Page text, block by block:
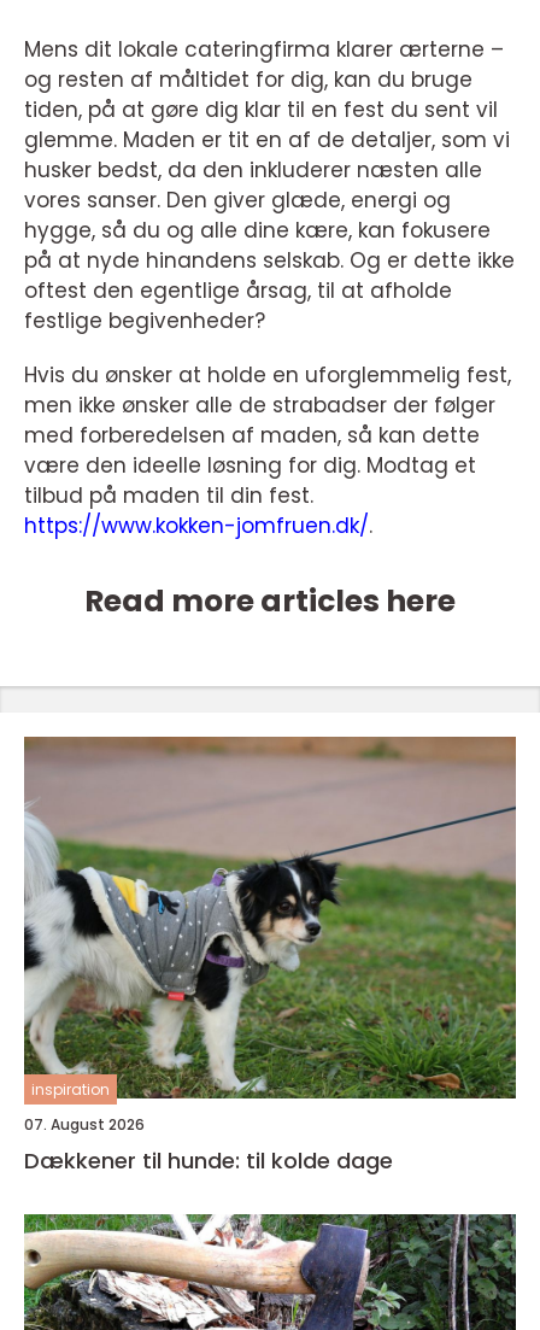
Mens dit lokale cateringfirma klarer ærterne –
og resten af måltidet for dig, kan du bruge
tiden, på at gøre dig klar til en fest du sent vil
glemme. Maden er tit en af de detaljer, som vi
husker bedst, da den inkluderer næsten alle
vores sanser. Den giver glæde, energi og
hygge, så du og alle dine kære, kan fokusere
på at nyde hinandens selskab. Og er dette ikke
oftest den egentlige årsag, til at afholde
festlige begivenheder?
Hvis du ønsker at holde en uforglemmelig fest,
men ikke ønsker alle de strabadser der følger
med forberedelsen af maden, så kan dette
være den ideelle løsning for dig. Modtag et
tilbud på maden til din fest.
https://www.kokken-jomfruen.dk/.
Read more articles here
inspiration
07. August 2026
Dækkener til hunde: til kolde dage